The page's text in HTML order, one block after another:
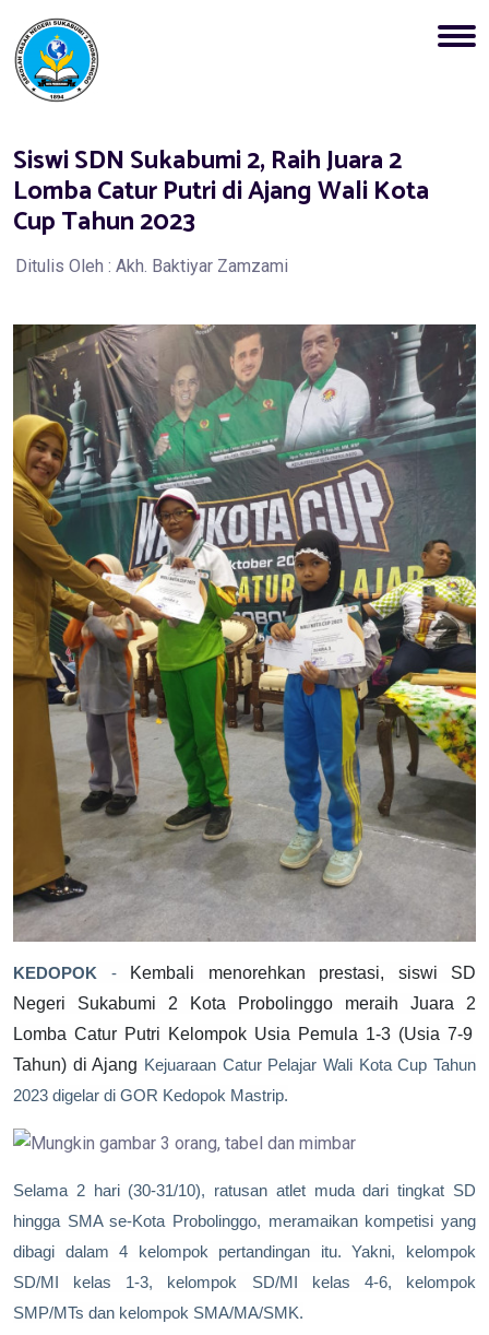
Siswi SDN Sukabumi 2, Raih Juara 2
Lomba Catur Putri di Ajang Wali Kota
Cup Tahun 2023
Ditulis Oleh : Akh. Baktiyar Zamzami
KEDOPOK - Kembali menorehkan prestasi, siswi
SD
Negeri Sukabumi 2 Kota Probolinggo meraih Juara 2
Lomba Catur Putri Kelompok Usia Pemula 1-3 (Usia 7-9
Tahun) di Ajang Kejuaraan Catur Pelajar Wali Kota Cup Tahun
2023 digelar di GOR Kedopok Mastrip.
Selama 2 hari (30-31/10), ratusan atlet muda dari tingkat SD
hingga SMA se-Kota Probolinggo, meramaikan kompetisi yang
dibagi dalam 4 kelompok pertandingan itu. Yakni, kelompok
SD/MI kelas 1-3, kelompok SD/MI kelas 4-6, kelompok
SMP/MTs dan kelompok SMA/MA/SMK.